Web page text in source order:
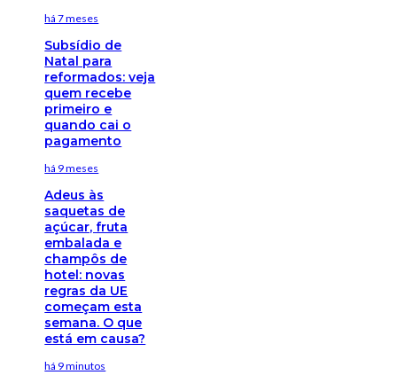
há 7 meses
Subsídio de
Natal para
reformados: veja
quem recebe
primeiro e
quando cai o
pagamento
há 9 meses
Adeus às
saquetas de
açúcar, fruta
embalada e
champôs de
hotel: novas
regras da UE
começam esta
semana. O que
está em causa?
há 9 minutos